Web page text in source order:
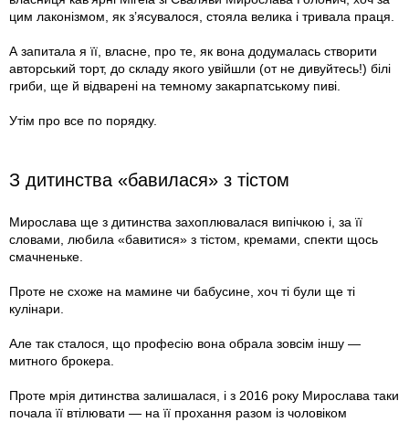
цим лаконізмом, як з’ясувалося, стояла велика і тривала праця.
А запитала я її, власне, про те, як вона додумалась створити
авторський торт, до складу якого увійшли (от не дивуйтесь!) білі
гриби, ще й відварені на темному закарпатському пиві.
Утім про все по порядку.
З дитинства «бавилася» з тістом
Мирослава ще з дитинства захоплювалася випічкою і, за її
словами, любила «бавитися» з тістом, кремами, спекти щось
смачненьке.
Проте не схоже на мамине чи бабусине, хоч ті були ще ті
кулінари.
Але так сталося, що професію вона обрала зовсім іншу —
митного брокера.
Проте мрія дитинства залишалася, і з 2016 року Мирослава таки
почала її втілювати — на її прохання разом із чоловіком